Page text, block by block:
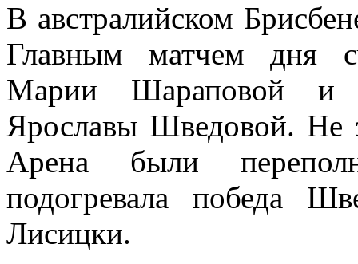
В австралийском
Главным матчем дня
Марии Шараповой и
Ярославы Шведовой. Не
Арена были
подогревала победа
Лисицки.